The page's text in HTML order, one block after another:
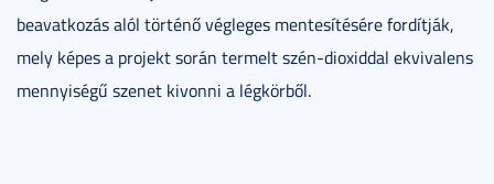
beavatkozás alól történő végleges mentesítésére fordítják,
mely képes a projekt során termelt szén-dioxiddal ekvivalens
mennyiségű szenet kivonni a légkörből.